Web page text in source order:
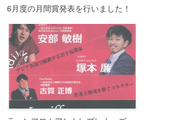
6月度の月間賞発表を行いました！